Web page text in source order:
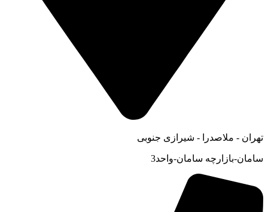
تهران - ملاصدرا - شیرازی جنوبی
سامان-بازارچه سامان-واحد3